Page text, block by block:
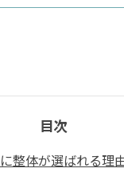
目次
整体が選ばれる理